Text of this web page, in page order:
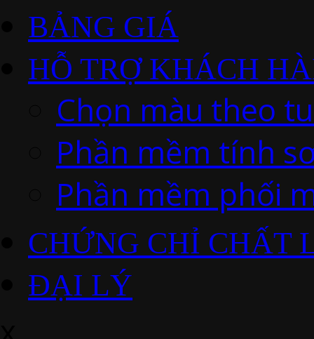
BẢNG GIÁ
HỖ TRỢ KHÁCH
Chọn màu theo
Phần mềm tính
Phần mềm phối
CHỨNG CHỈ CHẤT
ĐẠI LÝ